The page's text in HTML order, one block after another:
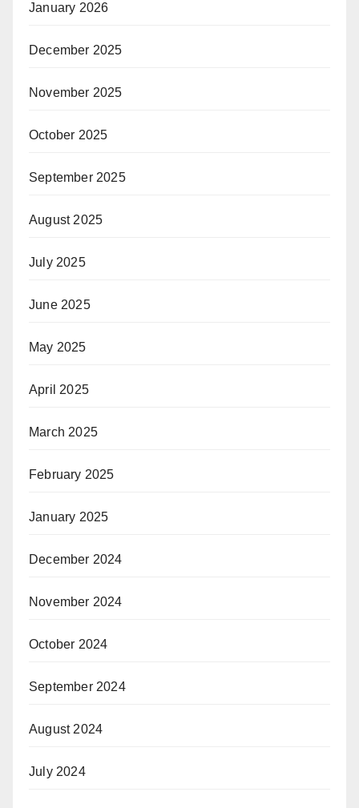
January 2026
December 2025
November 2025
October 2025
September 2025
August 2025
July 2025
June 2025
May 2025
April 2025
March 2025
February 2025
January 2025
December 2024
November 2024
October 2024
September 2024
August 2024
July 2024